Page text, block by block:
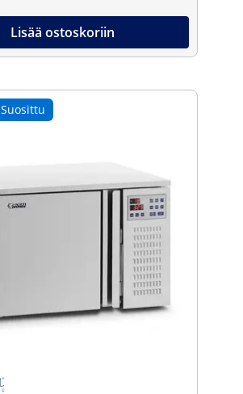
Lisää ostoskoriin
Suosittu